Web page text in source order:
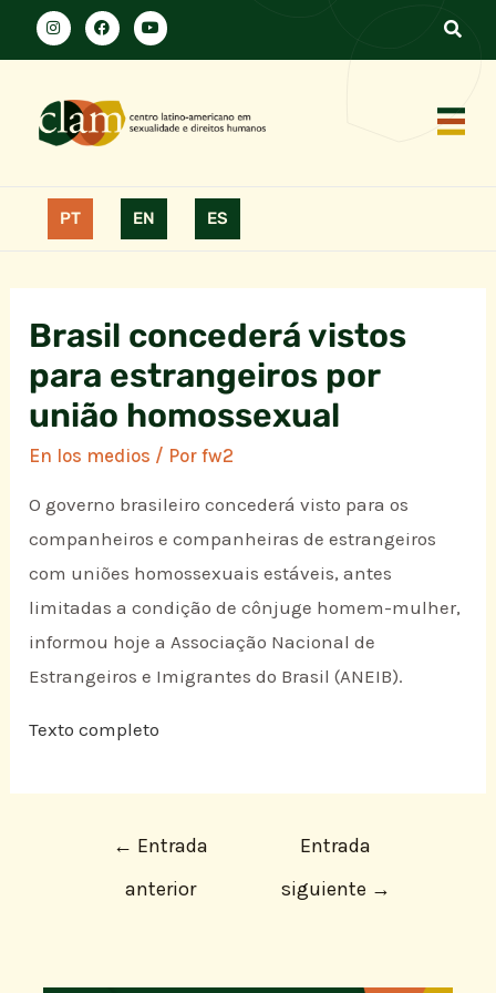
PT EN ES
Brasil concederá vistos
para estrangeiros por
união homossexual
En los medios / Porfw2
O governo brasileiro concederá visto para os
companheiros e companheiras de estrangeiros
com uniões homossexuais estáveis, antes
limitadas a condição de cônjuge homem-mulher,
informou hoje a Associação Nacional de
Estrangeiros e Imigrantes do Brasil (ANEIB).
Texto completo
← Entrada
anterior
Entrada
siguiente →